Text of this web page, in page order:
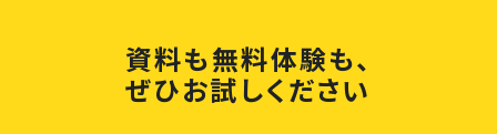
資料も無料体験も、
ぜひお試しください